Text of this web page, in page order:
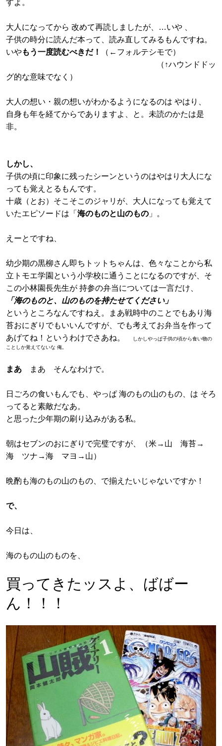
すよ。
大人になってから 改めて再読しましたが、…いや 、
子供の時分に読んだ本って、読み直してみるもんですね。
いやもう一度読むべきだ！
（←フォルテシモで）
（↑ハウンドドッ
グ的な意味でなく）
大人の想い・親の想いがわかるようになるのは やはり、
自身も年を経てからでありますよ、と。未読のかたは是
非。
しかし、
子供の頃に印象に残ったシーンというのはやはり大人にな
っても覚えとるもんです。
十歳（とお）そこそこのジャリが、大人になっても覚えて
いたエピソードは「 海のものと山のもの 」。
えーとですね、
幼少期の黒柳さん即ちトットちゃんは、色々なことから私
立トモエ学園という小学校に通うことになるのですが、そ
この小林園長先生が 持参の弁当については一言だけ、
「海のものと、山のものを持たせてください」
というところなんですねえ。まあ戦時中のことでもあり海
苔おにぎりでもいいんですが、でも考えてお弁当を作って
あげてね！というわけでさあね。
しかしやっぱ子供の頃から食い物の
ことしか覚えてないな 俺。
まあ まあ そんなわけで。
日ごろの食いもんでも、やっぱ 海のもの山のもの、は そろ
ってると素敵だなあ。
と思った少年期の刷り込みがある私。
朝はセブンのおにぎりで完璧ですが、（米→山 海苔→
海 ツナ→海 マヨ→山）
晩酌も海のもの山のもの、で揃えたいじゃないですか！
で、
今日は、
海のもの山のものを、
買ってきたッスよ、ばばー
ん！！！